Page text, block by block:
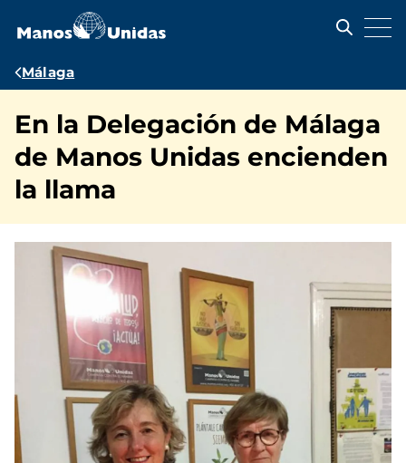
contenido
Ruta
navegación
Málaga
En la Delegación de Málaga
de Manos Unidas encienden
la llama